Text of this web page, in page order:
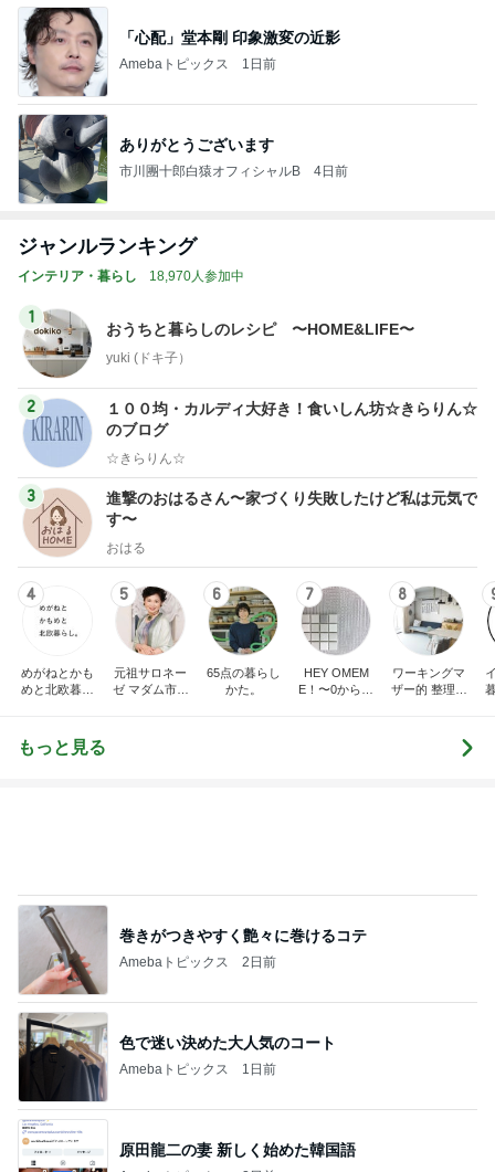
「心配」堂本剛 印象激変の近影
Amebaトピックス 1日前
ありがとうございます
市川團十郎白猿オフィシャルB 4日前
ジャンルランキング
インテリア・暮らし 18,970人参加中
1
おうちと暮らしのレシピ 〜HOME&LIFE〜
yuki (ドキ子）
2
１００均・カルディ大好き！食いしん坊☆きらりん☆
のブログ
☆きらりん☆
3
進撃のおはるさん〜家づくり失敗したけど私は元気で
す〜
おはる
4
めがねとかも
めと北欧暮ら
5
元祖サロネー
ゼ マダム市川
6
65点の暮らし
かた。
7
HEY OMEM
E！〜0からの
8
ワーキングマ
ザー的 整理収
もっと見る
巻きがつきやすく艶々に巻けるコテ
Amebaトピックス 2日前
色で迷い決めた大人気のコート
Amebaトピックス 1日前
原田龍二の妻 新しく始めた韓国語